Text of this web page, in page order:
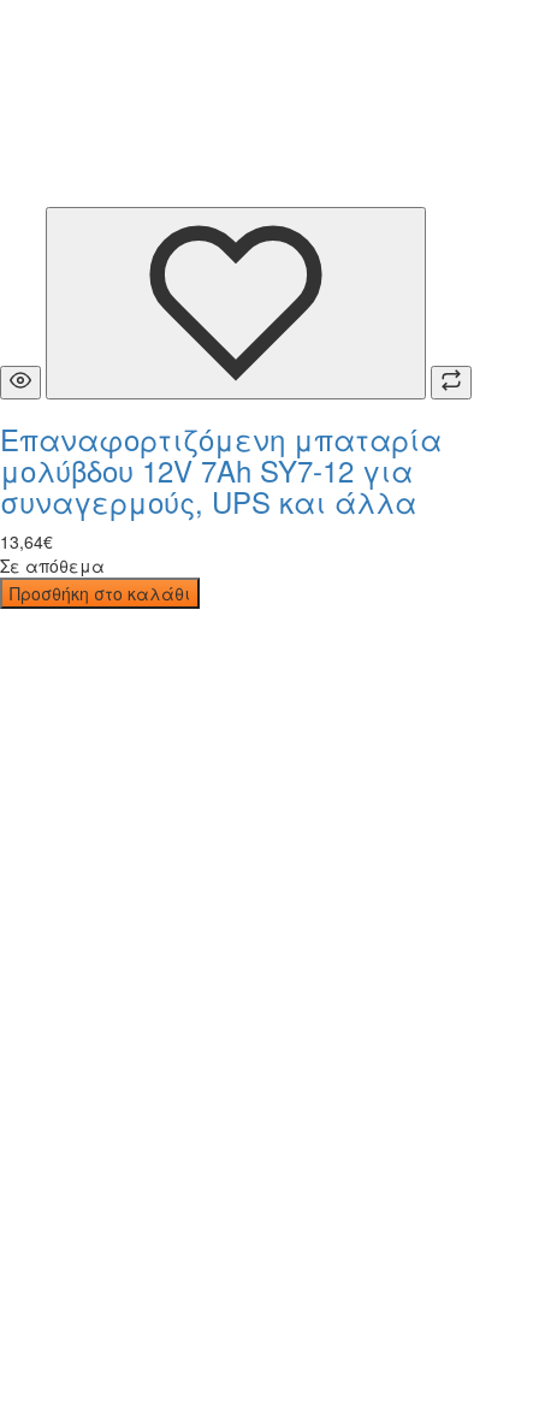
Επαναφορτιζόμενη μπαταρία
μολύβδου 12V 7Ah SY7-12 για
συναγερμούς, UPS και άλλα
13,64€
Σε απόθεμα
Προσθήκη στο καλάθι